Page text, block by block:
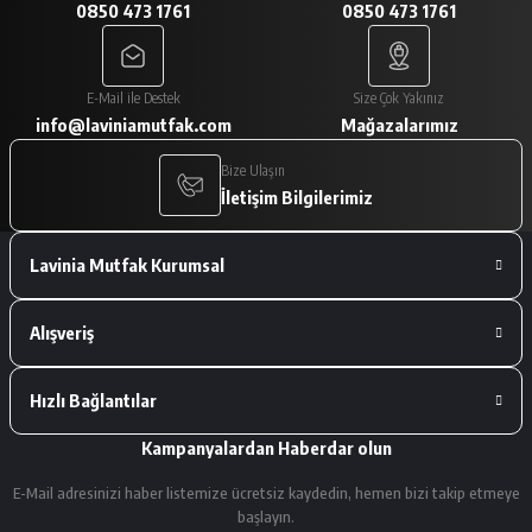
A... V... | 29/01/2026
Paketleme çok iyiydi. Ürünler tam
istediğimiz gibiydi.
A... V... | 29/01/2026
Deneyimini Paylaş
0850 473 1761 0850 473 1761
E-Mail ile Destek
info@laviniamutfak.com
Size Çok Yakınız
Mağazalarımız
Bize Ulaşın
İletişim Bilgilerimiz
Lavinia Mutfak Kurumsal
Alışveriş
Hızlı Bağlantılar
Kampanyalardan Haberdar olun
E-Mail adresinizi haber listemize ücretsiz kaydedin, hemen bizi takip etmeye
başlayın.